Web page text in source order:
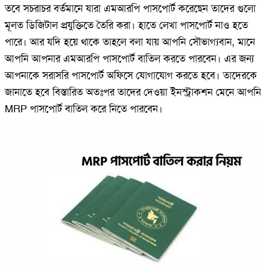
তবে সচরাচর বর্তমানে যারা এমআরপি পাসপোর্ট করেছেন তাদের গুলো
মূলত ডিজিটাল প্রযুক্তিতে তৈরি করা। হাতে লেখা পাসপোর্ট নাও হতে
পারে। আর যদি হয়ে থাকে তাহলে বলা যায় আপনি সৌভাগ্যবান, মানে
আপনি আপনার এমআরপি পাসপোর্ট বাতিল করতে পারবেন। এর জন্য
আপনাকে সরাসরি পাসপোর্ট অফিসে যোগাযোগ করতে হবে। তাদেরকে
জানাতে হবে বিস্তারিত অতঃপর তাদের দেওয়া ইনস্ট্রাকশন মেনে আপনি
MRP পাসপোর্ট বাতিল করে নিতে পারবেন।